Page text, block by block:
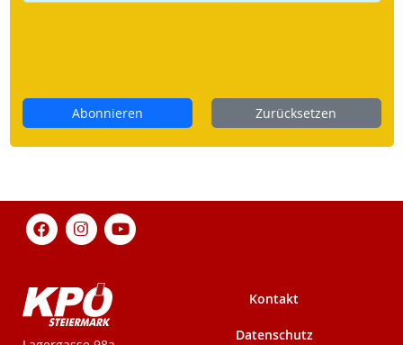
Abonnieren Zurücksetzen
Kontakt
Datenschutz